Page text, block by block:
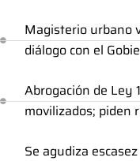
Magisterio urbano
diálogo con el
Abrogación de Ley
movilizados; piden
Se agudiza